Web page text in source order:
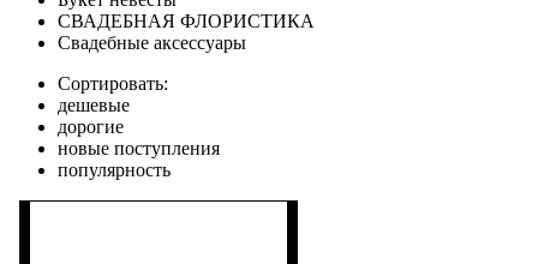
СВАДЕБНАЯ ФЛОРИСТИКА
Свадебные аксессуары
Сортировать:
дешевые
дорогие
новые поступления
популярность